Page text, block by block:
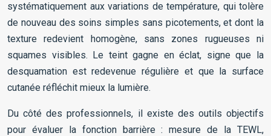
systématiquement aux variations de température, qui tolère
de nouveau des soins simples sans picotements, et dont la
texture redevient homogène, sans zones rugueuses ni
squames visibles. Le teint gagne en éclat, signe que la
desquamation est redevenue régulière et que la surface
cutanée réfléchit mieux la lumière.
Du côté des professionnels, il existe des outils objectifs
pour évaluer la fonction barrière : mesure de la TEWL,